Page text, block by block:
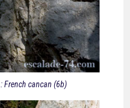
French cancan (6b)